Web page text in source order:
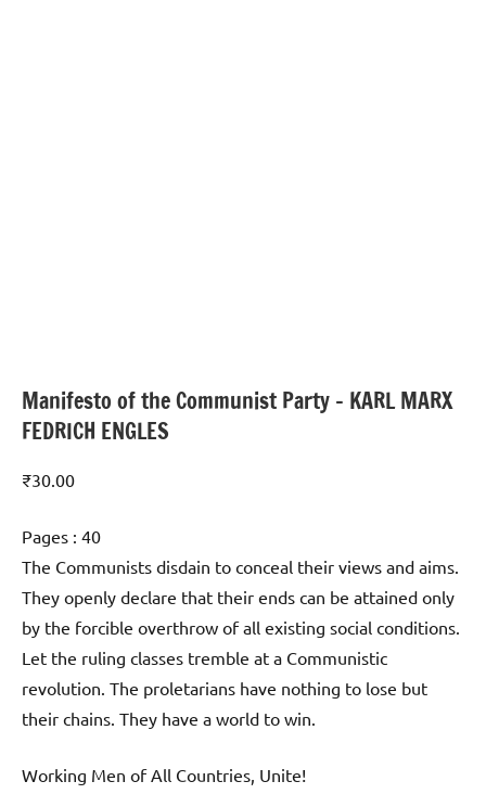
Manifesto of the Communist Party – KARL MARX
FEDRICH ENGLES
₹30.00
Pages : 40
The Communists disdain to conceal their views and aims.
They openly declare that their ends can be attained only
by the forcible overthrow of all existing social conditions.
Let the ruling classes tremble at a Communistic
revolution. The proletarians have nothing to lose but
their chains. They have a world to win.
Working Men of All Countries, Unite!